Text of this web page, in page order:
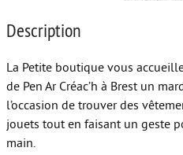
Description
La Petite boutique vous
de Pen Ar Créac’h à Brest un
l’occasion de trouver des
jouets tout en faisant un geste
main.